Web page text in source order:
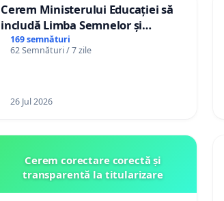
Cerem Ministerului Educației să
includă Limba Semnelor și
alfabetul Braille în școlile din
Republica Moldova!
169 semnături
62 Semnături / 7 zile
26 Jul 2026
Cerem corectare corectă și
transparentă la titularizare